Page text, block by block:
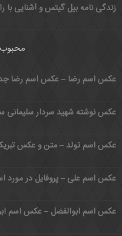
عکس اسم رضا – عکس اسم رضا
عکس نوشته شهید سردار سلیمانی
عکس اسم تولد – متن و عکس
عکس اسم علی – پروفایل در مورد
عکس اسم ابوالفضل – عکس اسم